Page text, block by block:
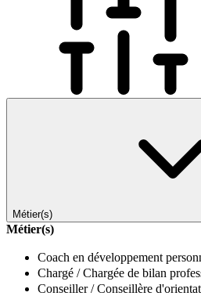
Métier(s)
Métier(s)
Coach en développement
Chargé / Chargée de bilan
Conseiller / Conseillère